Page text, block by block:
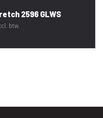
2596 GLWS
btw.